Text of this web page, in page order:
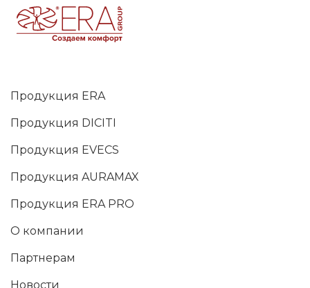
Продукция ERA
Продукция DICITI
Продукция EVECS
Продукция AURAMAX
Продукция ERA PRO
О компании
Партнерам
Новости